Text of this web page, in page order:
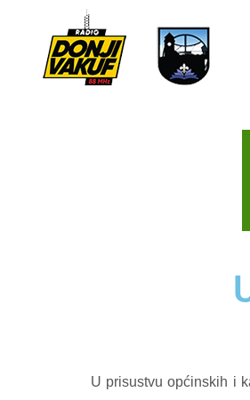
U prisustvu općinskih i